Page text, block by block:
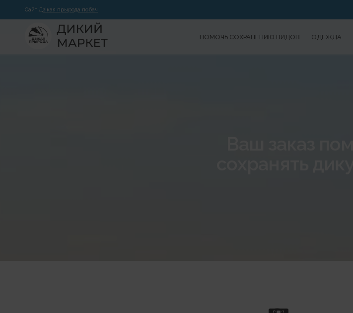
Сайт Дзікая прырода побач
ПОМОЧЬ СОХРАНЕНИЮ ВИДОВ ОДЕЖДА